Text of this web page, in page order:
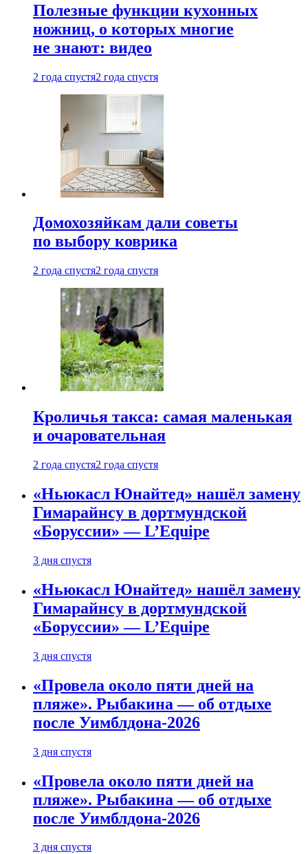
Полезные функции кухонных
ножниц, о которых многие
не знают: видео
2 года спустя2 года спустя
Домохозяйкам дали советы
по выбору коврика
2 года спустя2 года спустя
Кроличья такса: самая маленькая
и очаровательная
2 года спустя2 года спустя
«Ньюкасл Юнайтед» нашёл замену
Гимарайнсу в дортмундской
«Боруссии» — L’Equipe
3 дня спустя
«Ньюкасл Юнайтед» нашёл замену
Гимарайнсу в дортмундской
«Боруссии» — L’Equipe
3 дня спустя
«Провела около пяти дней на
пляже». Рыбакина — об отдыхе
после Уимблдона-2026
3 дня спустя
«Провела около пяти дней на
пляже». Рыбакина — об отдыхе
после Уимблдона-2026
3 дня спустя